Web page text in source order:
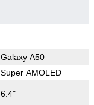
Galaxy A50
Super AMOLED
6.4"